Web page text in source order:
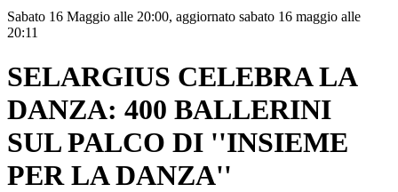
Sabato 16 Maggio alle 20:00, aggiornato sabato 16 maggio alle
20:11
SELARGIUS CELEBRA LA
DANZA: 400 BALLERINI
SUL PALCO DI ''INSIEME
PER LA DANZA''